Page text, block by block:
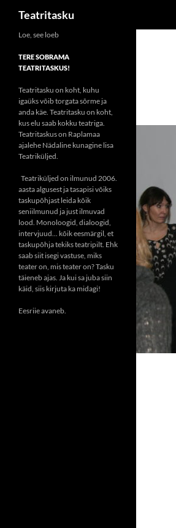
Liigu
juurde
Teatritasku
Loe, see loeb
TERE SOBRAMA
TEATRITASKUS!
Teatritasku on koht, kuhu
igaüks võib torgata sõrme ja
anda käe. Teatritasku on koht,
kus elu saab kokku teatriga.
Teatritaskus on Raplamaa
ajalehe Nädaline kunagine lisa
Teatriküljed.
Teatriküljed on ilmunud 2006.
aasta algusest ja tasapisi võiks
taskupõhjast leida kõik
seniilmunud ja just ilmuvad
lood. Monoloogid, dialoogid,
intervjuud... kõik eesmärgil, et
taskupõhja tekiks teatripilt. Ehk
saab siit isegi vastuse, miks
teater on, mis teater on? Tasku
täieneb ajas. Ja kui sa juba siin
käid, siis kirjuta ka midagi!
Eesriie avaneb.